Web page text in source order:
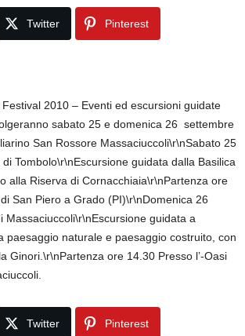
Twitter Pinterest
2010 – Eventi ed escursioni guidate
sabato 25 e domenica 26 settembre
San Rossore Massaciuccoli\r\nSabato 25
Tombolo\r\nEscursione guidata dalla Basilica
alla Riserva di Cornacchiaia\r\nPartenza ore
San Piero a Grado (PI)\r\nDomenica 26
Massaciuccoli\r\nEscursione guidata a
paesaggio naturale e paesaggio costruito, con
Ginori.\r\nPartenza ore 14.30 Presso l’-Oasi
Twitter Pinterest